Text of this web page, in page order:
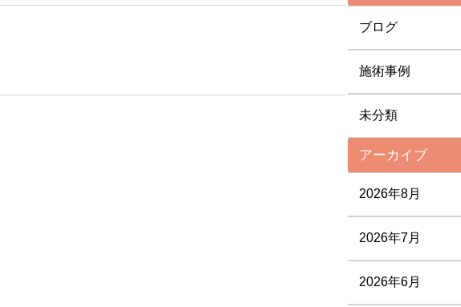
ブログ
施術事例
未分類
アーカイブ
2026年8月
2026年7月
2026年6月